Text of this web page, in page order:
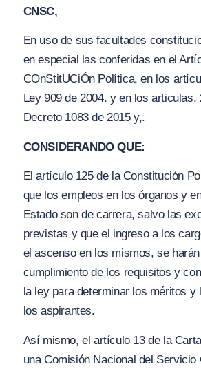
CNSC,
En uso de sus facultades
en especial las conferidas en el
COnStitUCiÓn Política, en los
Ley 909 de 2004. y en los articulas,
Decreto 1083 de 2015 y,.
CONSIDERANDO QUE:
El artículo 125 de la Constitución
que los empleos en los órganos y
Estado son de carrera, salvo las
previstas y que el ingreso a los
el ascenso en los mismos, se
cumplimiento de los requisitos y
la ley para determinar los méritos y
los aspirantes.
Así mismo, el artículo 13 de la
una Comisión Nacional del Servicio